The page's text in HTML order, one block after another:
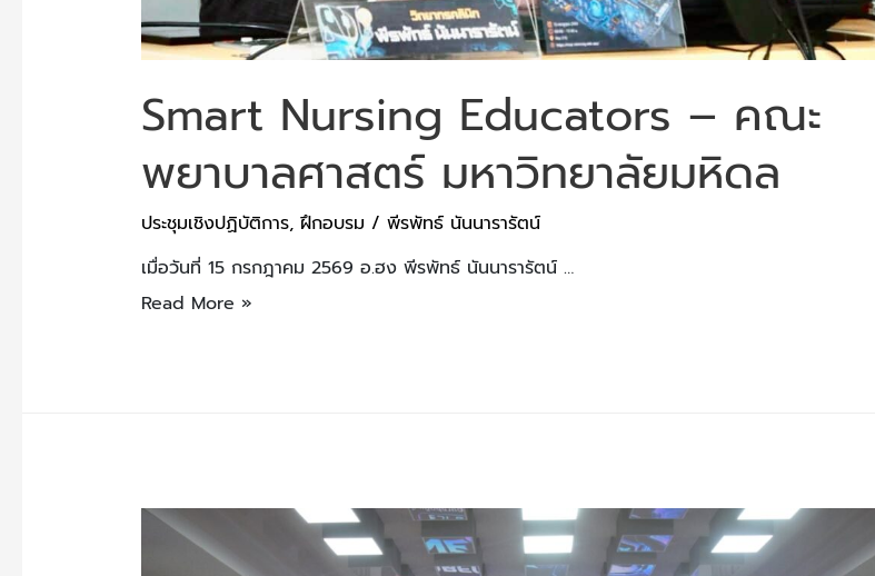
Smart Nursing Educators – คณะ
พยาบาลศาสตร์ มหาวิทยาลัยมหิดล
ประชุมเชิงปฏิบัติการ, ฝึกอบรม / พีรพัทธ์ นันนารารัตน์
เมื่อวันที่ 15 กรกฎาคม 2569 อ.ฮง พีรพัทธ์ นันนารารัตน์ …
Read More »